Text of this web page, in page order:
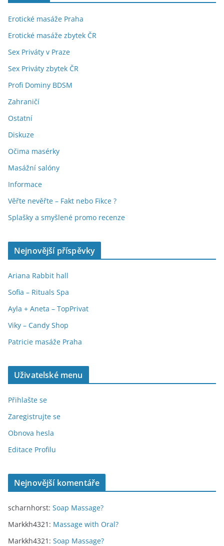
Erotické masáže Praha
Erotické masáže zbytek ČR
Sex Priváty v Praze
Sex Priváty zbytek ČR
Profi Dominy BDSM
Zahraničí
Ostatní
Diskuze
Očima masérky
Masážní salóny
Informace
Věřte nevěřte – Fakt nebo Fikce ?
Splašky a smyšlené promo recenze
Nejnovější příspěvky
Ariana Rabbit hall
Sofia – Rituals Spa
Ayla + Aneta – TopPrivat
Viky – Candy Shop
Patricie masáže Praha
Uživatelské menu
Přihlašte se
Zaregistrujte se
Obnova hesla
Editace Profilu
Nejnovější komentáře
scharnhorst: Soap Massage?
Markkh4321 : Massage with Oral?
Markkh4321 : Soap Massage?